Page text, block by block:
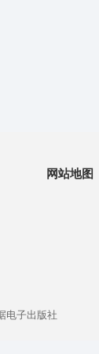
网站地图
电子出版社